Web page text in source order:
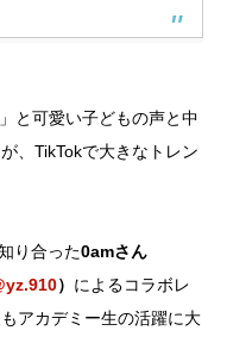
と可愛い子どもの声と中
、TikTokで大きなトレン
り合った0amさん
） によるコラボレ
アカデミー生の活躍に大